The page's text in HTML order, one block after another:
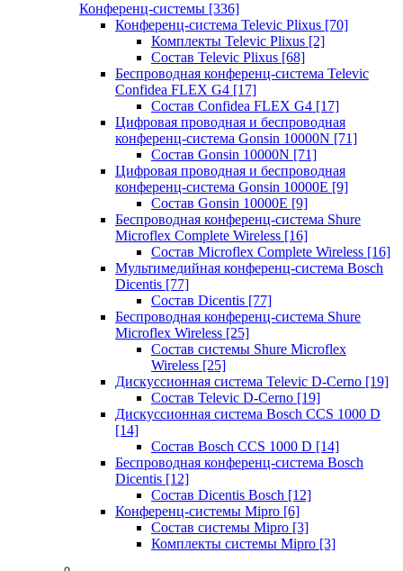
Конференц-системы [336]
Конференц-система Televic Plixus [70]
Комплекты Televic Plixus [2]
Состав Televic Plixus [68]
Беспроводная конференц-система Televic
Confidea FLEX G4 [17]
Состав Confidea FLEX G4 [17]
Цифровая проводная и беспроводная
конференц-система Gonsin 10000N [71]
Состав Gonsin 10000N [71]
Цифровая проводная и беспроводная
конференц-система Gonsin 10000E [9]
Состав Gonsin 10000E [9]
Беспроводная конференц-система Shure
Microflex Complete Wireless [16]
Состав Microflex Complete Wireless [16]
Мультимедийная конференц-система Bosch
Dicentis [77]
Состав Dicentis [77]
Беспроводная конференц-система Shure
Microflex Wireless [25]
Состав системы Shure Microflex
Wireless [25]
Дискуссионная система Televic D-Cerno [19]
Состав Televic D-Cerno [19]
Дискуссионная система Bosch CCS 1000 D
[14]
Состав Bosch CCS 1000 D [14]
Беспроводная конференц-система Bosch
Dicentis [12]
Состав Dicentis Bosch [12]
Конференц-системы Mipro [6]
Состав системы Mipro [3]
Комплекты системы Mipro [3]